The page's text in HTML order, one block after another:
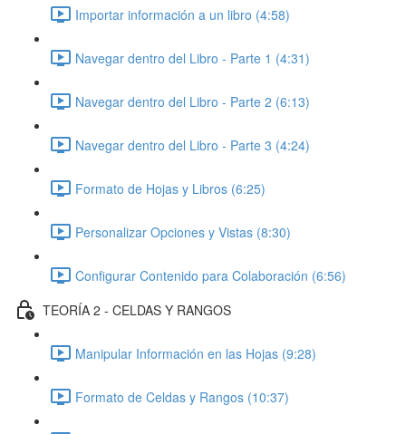
Importar información a un libro (4:58)
Navegar dentro del Libro - Parte 1 (4:31)
Navegar dentro del Libro - Parte 2 (6:13)
Navegar dentro del Libro - Parte 3 (4:24)
Formato de Hojas y Libros (6:25)
Personalizar Opciones y Vistas (8:30)
Configurar Contenido para Colaboración (6:56)
TEORÍA 2 - CELDAS Y RANGOS
Manipular Información en las Hojas (9:28)
Formato de Celdas y Rangos (10:37)